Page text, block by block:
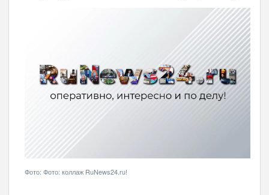
Фото: Фото: коллаж RuNews24.ru!